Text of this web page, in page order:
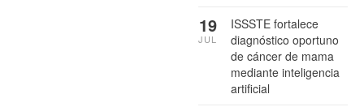
ISSSTE fortalece
diagnóstico oportuno
de cáncer de mama
mediante inteligencia
artificial
19
JUL